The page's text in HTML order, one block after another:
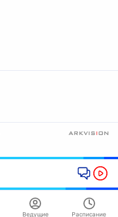
Ведущие Расписание